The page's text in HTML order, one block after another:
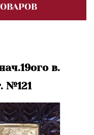
в.
№121